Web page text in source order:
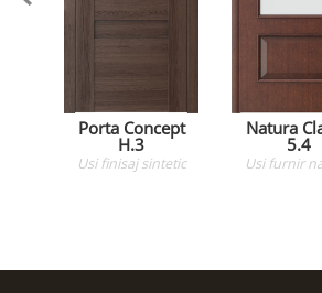
Porta Concept
H.3
Usifinisaj sintetic
Natura
5.4
Usifurnir